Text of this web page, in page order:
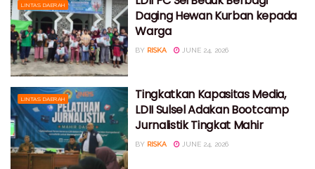
LINTAS DAERAH
Daging Hewan Kurban kepada
Warga
BY RISKA JUNE 24, 2026
LINTAS DAERAH
Tingkatkan Kapasitas Media,
LDII Sulsel Adakan Bootcamp
Jurnalistik Tingkat Mahir
BY RISKA JUNE 24, 2026